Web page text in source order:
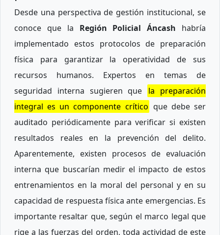
Desde una perspectiva de gestión institucional, se
conoce que la Región Policial Áncash habría
implementado estos protocolos de preparación
física para garantizar la operatividad de sus
recursos humanos. Expertos en temas de
seguridad interna sugieren que
la preparación
integral es un componente crítico que debe ser
auditado periódicamente para verificar si existen
resultados reales en la prevención del delito.
Aparentemente, existen procesos de evaluación
interna que buscarían medir el impacto de estos
entrenamientos en la moral del personal y en su
capacidad de respuesta física ante emergencias. Es
importante resaltar que, según el marco legal que
rige a las fuerzas del orden, toda actividad de este